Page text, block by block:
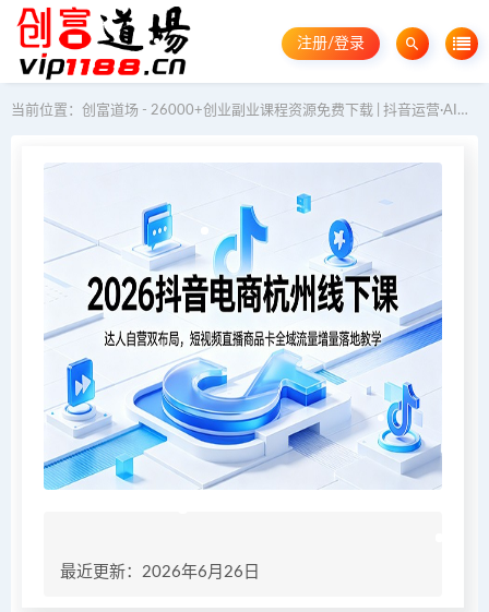
注册/登录
当前位置： 创富道场 - 26000+创业副业课程资源免费下载 | 抖音运营·AI教程·GEO优化
最近更新：2026年6月26日